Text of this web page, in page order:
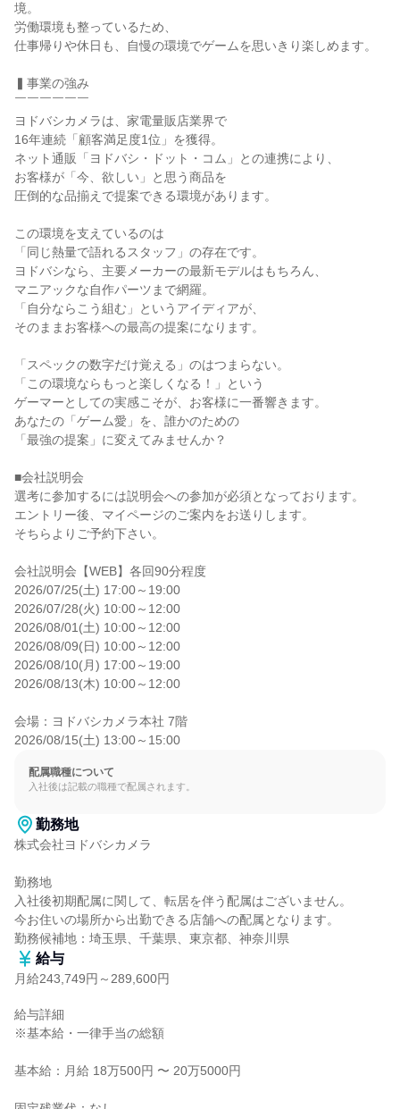
境。
労働環境も整っているため、
仕事帰りや休日も、自慢の環境でゲームを思いきり楽しめます。
▍事業の強み
￣￣￣￣￣￣
ヨドバシカメラは、家電量販店業界で
16年連続「顧客満足度1位」を獲得。
ネット通販「ヨドバシ・ドット・コム」との連携により、
お客様が「今、欲しい」と思う商品を
圧倒的な品揃えで提案できる環境があります。
この環境を支えているのは
「同じ熱量で語れるスタッフ」の存在です。
ヨドバシなら、主要メーカーの最新モデルはもちろん、
マニアックな自作パーツまで網羅。
「自分ならこう組む」というアイディアが、
そのままお客様への最高の提案になります。
「スペックの数字だけ覚える」のはつまらない。
「この環境ならもっと楽しくなる！」という
ゲーマーとしての実感こそが、お客様に一番響きます。
あなたの「ゲーム愛」を、誰かのための
「最強の提案」に変えてみませんか？
■会社説明会
選考に参加するには説明会への参加が必須となっております。
エントリー後、マイページのご案内をお送りします。
そちらよりご予約下さい。
会社説明会【WEB】各回90分程度
2026/07/25(土) 17:00～19:00
2026/07/28(火) 10:00～12:00
2026/08/01(土) 10:00～12:00
2026/08/09(日) 10:00～12:00
2026/08/10(月) 17:00～19:00
2026/08/13(木) 10:00～12:00
会場：ヨドバシカメラ本社 7階
2026/08/15(土) 13:00～15:00
配属職種について
入社後は記載の職種で配属されます。
勤務地
株式会社ヨドバシカメラ
勤務地
入社後初期配属に関して、転居を伴う配属はございません。
今お住いの場所から出勤できる店舗への配属となります。
勤務候補地：埼玉県、千葉県、東京都、神奈川県
給与
月給243,749円～289,600円
給与詳細
※基本給・一律手当の総額
基本給：月給 18万500円 〜 20万5000円